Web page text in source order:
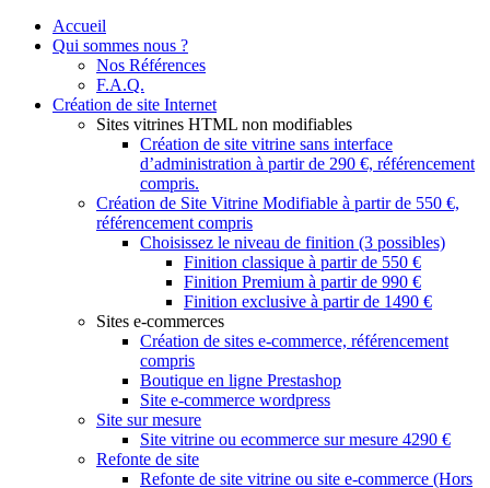
Accueil
Qui sommes nous ?
Nos Références
F.A.Q.
Création de site Internet
Sites vitrines HTML non modifiables
Création de site vitrine sans interface
d’administration à partir de 290 €, référencement
compris.
Création de Site Vitrine Modifiable à partir de 550 €,
référencement compris
Choisissez le niveau de finition (3 possibles)
Finition classique à partir de 550 €
Finition Premium à partir de 990 €
Finition exclusive à partir de 1490 €
Sites e-commerces
Création de sites e-commerce, référencement
compris
Boutique en ligne Prestashop
Site e-commerce wordpress
Site sur mesure
Site vitrine ou ecommerce sur mesure 4290 €
Refonte de site
Refonte de site vitrine ou site e-commerce (Hors